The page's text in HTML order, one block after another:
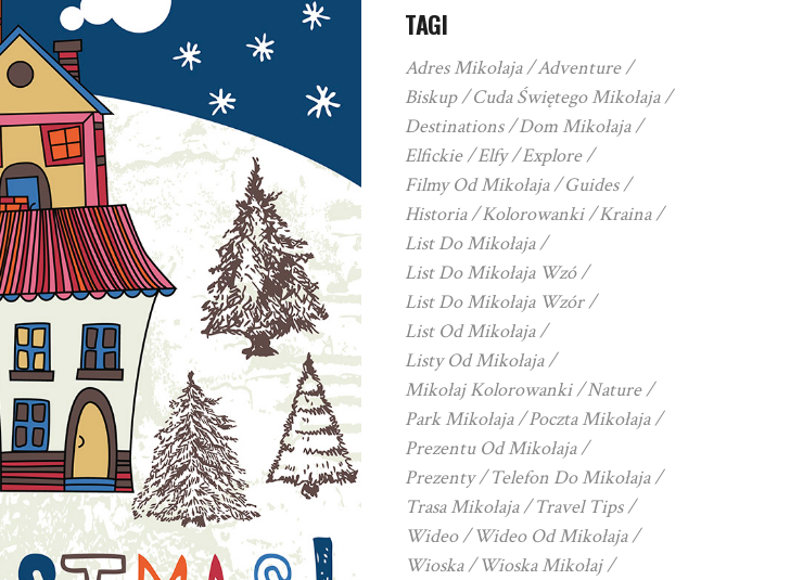
TAGI
Adres Mikołaja
Adventure
Biskup
Cuda Świętego Mikołaja
Destinations
Dom Mikołaja
Elfickie
Elfy
Explore
Filmy Od Mikołaja
Guides
Historia
Kolorowanki
Kraina
List Do Mikołaja
List Do Mikołaja Wzó
List Do Mikołaja Wzór
List Od Mikołaja
Listy Od Mikołaja
Mikołaj Kolorowanki
Nature
Park Mikołaja
Poczta Mikołaja
Prezentu Od Mikołaja
Prezenty
Telefon Do Mikołaja
Trasa Mikołaja
Travel Tips
Wideo
Wideo Od Mikołaja
Wioska
Wioska Mikołaj